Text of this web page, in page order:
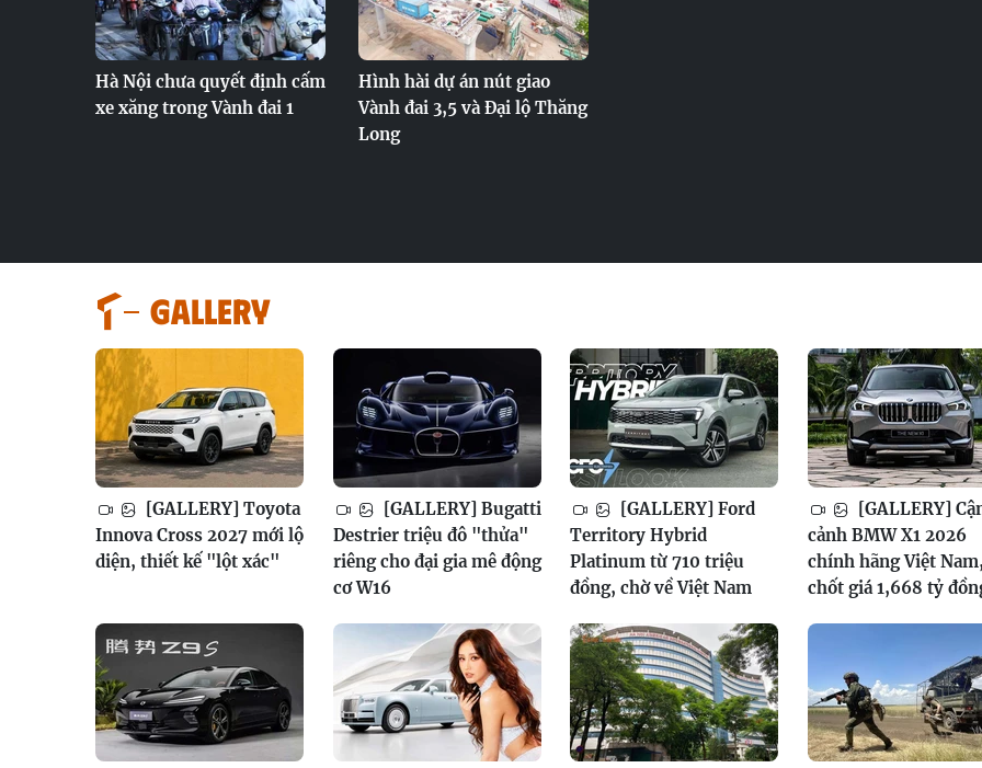
Hà Nội chưa quyết định cấm
xe xăng trong Vành đai 1
Hình hài dự án nút giao
Vành đai 3,5 và Đại lộ Thăng
Long
GALLERY
[GALLERY] Toyota
Innova Cross 2027 mới lộ
diện, thiết kế "lột xác"
[GALLERY] Bugatti
Destrier triệu đô "thửa"
riêng cho đại gia mê động
cơ W16
[GALLERY] Ford
Territory Hybrid
Platinum từ 710 triệu
đồng, chờ về Việt Nam
[GALLERY]
cảnh BMW X1 2026
chính hãng Việt Nam,
chốt giá 1,668 tỷ